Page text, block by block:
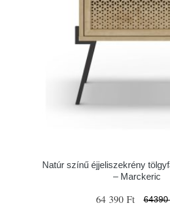
Natúr színű éjjeliszekrény
– Marckeric
64 390 Ft 64390